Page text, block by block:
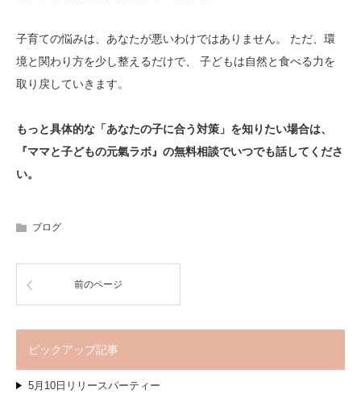
子育ての悩みは、あなたが悪いわけではありません。 ただ、環
境と関わり方を少し整えるだけで、 子どもは自然と食べる力を
取り戻していきます。
もっと具体的な「あなたの子に合う対策」を知りたい場合は、
『ママと子どもの元氣ラボ』の無料相談でいつでも話してくださ
い。
ブログ
前のページ
ピックアップ記事
5月10日リリースパーティー